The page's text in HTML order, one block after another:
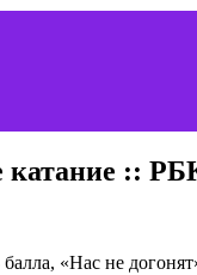
катание ::
«Нас не